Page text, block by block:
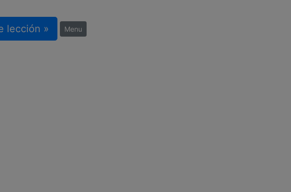
lección » Menu